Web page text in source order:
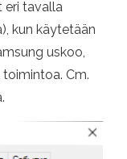
eri tavalla
kun käytetään
uskoo,
Cm.